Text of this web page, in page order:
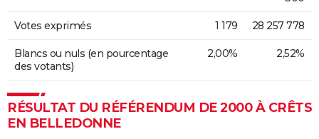
Votes exprimés 1 179 28 257 778
Blancs ou nuls (en pourcentage
des votants)
2,00% 2,52%
RÉSULTAT DU RÉFÉRENDUM DE 2000 À CRÊTS
EN BELLEDONNE